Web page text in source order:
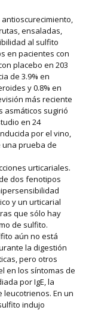
ensaladas,
al sulfito
en pacientes con
placebo en 203
de 3.9% en
y 0.8% en
más reciente
asmáticos sugirió
en 24
por el vino,
una prueba de
urticariales.
dos fenotipos
y un urticarial
que sólo hay
de sulfito.
aún no está
la digestión
pero otros
en los síntomas de
por IgE, la
En un
indujo